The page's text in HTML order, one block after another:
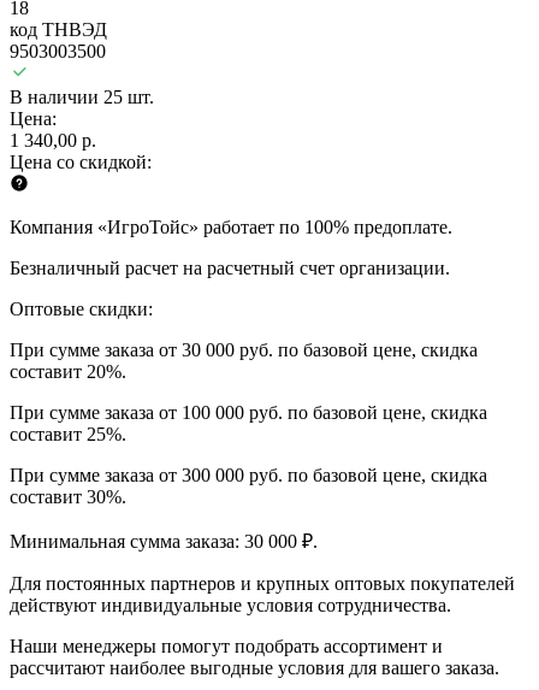
18
код ТНВЭД
9503003500
В наличии 25 шт.
Цена:
1 340,00 р.
Цена со скидкой:
Компания «ИгроТойс» работает по 100% предоплате.
Безналичный расчет на расчетный счет организации.
Оптовые скидки:
При сумме заказа от 30 000 руб. по базовой цене, скидка
составит 20%.
При сумме заказа от 100 000 руб. по базовой цене, скидка
составит 25%.
При сумме заказа от 300 000 руб. по базовой цене, скидка
составит 30%.
Минимальная сумма заказа: 30 000 ₽.
Для постоянных партнеров и крупных оптовых покупателей
действуют индивидуальные условия сотрудничества.
Наши менеджеры помогут подобрать ассортимент и
рассчитают наиболее выгодные условия для вашего заказа.